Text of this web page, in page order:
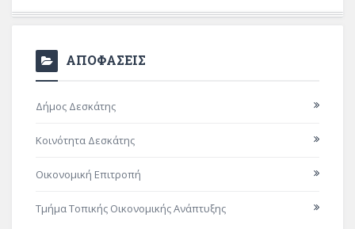
ΑΠΟΦΑΣΕΙΣ
Δήμος Δεσκάτης
Κοινότητα Δεσκάτης
Οικονομική Επιτροπή
Τμήμα Τοπικής Οικονομικής Ανάπτυξης